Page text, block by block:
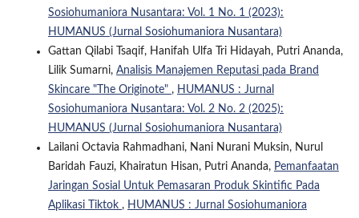
Sosiohumaniora Nusantara: Vol. 1 No. 1 (2023):
HUMANUS (Jurnal Sosiohumaniora Nusantara)
Gattan Qilabi Tsaqif, Hanifah Ulfa Tri Hidayah, Putri Ananda,
Lilik Sumarni, Analisis Manajemen Reputasi pada Brand
Skincare "The Originote" , HUMANUS : Jurnal
Sosiohumaniora Nusantara: Vol. 2 No. 2 (2025):
HUMANUS (Jurnal Sosiohumaniora Nusantara)
Lailani Octavia Rahmadhani, Nani Nurani Muksin, Nurul
Baridah Fauzi, Khairatun Hisan, Putri Ananda, Pemanfaatan
Jaringan Sosial Untuk Pemasaran Produk Skintific Pada
Aplikasi Tiktok , HUMANUS : Jurnal Sosiohumaniora